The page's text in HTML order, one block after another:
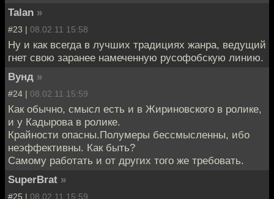
Talan »
#23 | 08.02.11 15:58
Ну и как всегда в лучших традициях жанра, ведущий
гнет свою заранее намеченную русофобскую линию.
Вунд »
#24 | 08.02.11 15:59
Как обычно, смысл есть и в Жириновского в ролике,
и у Кадырова в ролике.
Крайности опасны.Полумеры бессмысленны, ибо
неэффективны. Как быть?
Самому работать и от других того же требовать.
SuperBrat »
#25 | 08.02.11 15:59